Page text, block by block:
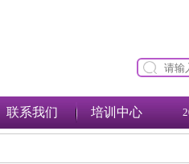
联系我们 培训中心